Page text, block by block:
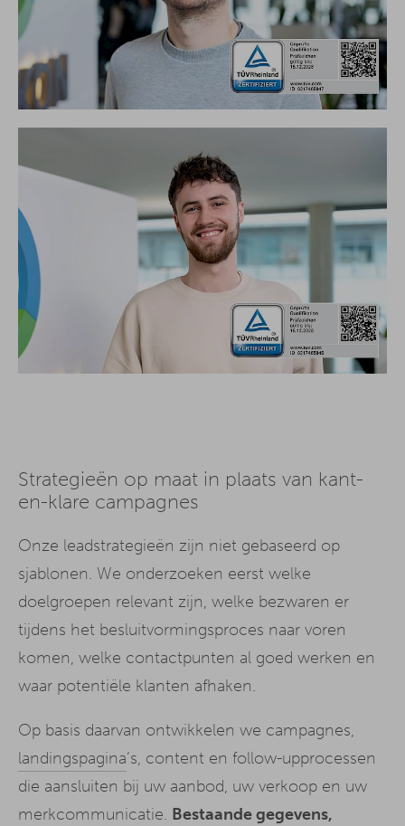
Strategieën op maat in plaats van kant-
en-klare campagnes
Onze leadstrategieën zijn niet gebaseerd op
sjablonen. We onderzoeken eerst welke
doelgroepen relevant zijn, welke bezwaren er
tijdens het besluitvormingsproces naar voren
komen, welke contactpunten al goed werken en
waar potentiële klanten afhaken.
Op basis daarvan ontwikkelen we campagnes,
landingspagina’s, content en follow-upprocessen
die aansluiten bij uw aanbod, uw verkoop en uw
merkcommunicatie. Bestaande gegevens,